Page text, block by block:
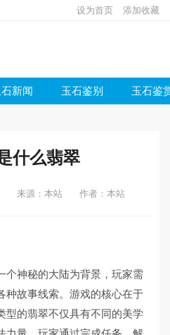
设为首页 添加收藏
新闻 玉石鉴别 玉石鉴
什么翡翠
来源：本站 作者：本站
个神秘的大陆为背景，玩家需
种故事线索。游戏的核心在于
型的翡翠不仅具有不同的美学